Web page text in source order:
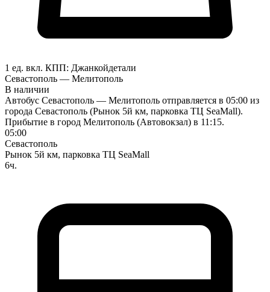
1 ед. вкл. КПП: Джанкойдетали
Севастополь — Мелитополь
В наличии
Автобус Севастополь — Мелитополь отправляется в 05:00 из
города Севастополь (Рынок 5й км, парковка ТЦ SeaMall).
Прибытие в город Мелитополь (Автовокзал) в 11:15.
05:00
Севастополь
Рынок 5й км, парковка ТЦ SeaMall
6ч.